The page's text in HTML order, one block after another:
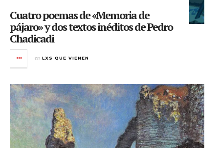
Cuatro poemas de «Memoria de
pájaro» y dos textos inéditos de Pedro
Chadicadi
en LXS QUE VIENEN